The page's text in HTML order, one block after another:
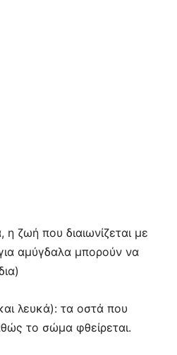
ζωή που διαιωνίζεται με
αμύγδαλα μπορούν να
λευκά): τα οστά που
το σώμα φθείρεται.